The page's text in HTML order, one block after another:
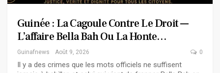
Guinée : La Cagoule Contre Le Droit —
L’affaire Bella Bah Ou La Honte…
Guinafnews Août 9, 2026 0
Il y a des crimes que les mots officiels ne suffisent